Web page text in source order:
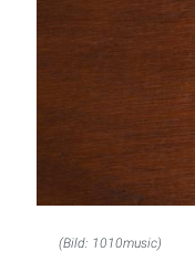
(Bild: 1010music)